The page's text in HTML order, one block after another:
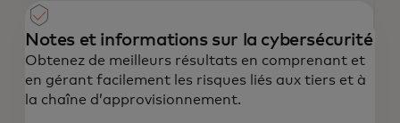
Notes et informations sur la cybersécurité
Obtenez de meilleurs résultats en comprenant et
en gérant facilement les risques liés aux tiers et à
la chaîne d’approvisionnement.